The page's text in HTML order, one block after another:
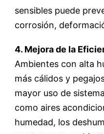
sensibles puede
corrosión,
4. Mejora de la
Ambientes con alta
más cálidos y
mayor uso de
como aires
humedad, los